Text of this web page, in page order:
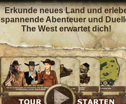
Erkunde neues Land und
spannende Abenteuer und
The West erwartet dich!